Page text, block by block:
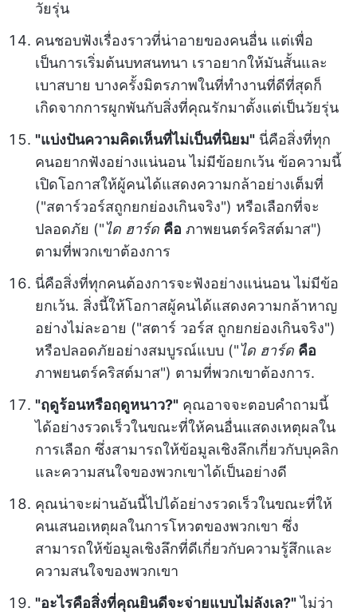
วัยรุ่น
คนชอบฟังเรื่องราวที่น่าอายของคนอื่น แต่เพื่อ
เป็นการเริ่มต้นบทสนทนา เราอยากให้มันสั้นและ
เบาสบาย บางครั้งมิตรภาพในที่ทำงานที่ดีที่สุดก็
เกิดจากการผูกพันกับสิ่งที่คุณรักมาตั้งแต่เป็นวัยรุ่น
"แบ่งปันความคิดเห็นที่ไม่เป็นที่นิยม" นี่คือสิ่งที่ทุก
คนอยากฟังอย่างแน่นอน ไม่มีข้อยกเว้น ข้อความนี้
เปิดโอกาสให้ผู้คนได้แสดงความกล้าอย่างเต็มที่
("สตาร์วอร์สถูกยกย่องเกินจริง") หรือเลือกที่จะ
ปลอดภัย ("ได ฮาร์ด คือ ภาพยนตร์คริสต์มาส")
ตามที่พวกเขาต้องการ
นี่คือสิ่งที่ทุกคนต้องการจะฟังอย่างแน่นอน ไม่มีข้อ
ยกเว้น. สิ่งนี้ให้โอกาสผู้คนได้แสดงความกล้าหาญ
อย่างไม่ละอาย ("สตาร์ วอร์ส ถูกยกย่องเกินจริง")
หรือปลอดภัยอย่างสมบูรณ์แบบ ("ได ฮาร์ด คือ
ภาพยนตร์คริสต์มาส") ตามที่พวกเขาต้องการ.
"ฤดูร้อนหรือฤดูหนาว?" คุณอาจจะตอบคำถามนี้
ได้อย่างรวดเร็วในขณะที่ให้คนอื่นแสดงเหตุผลใน
การเลือก ซึ่งสามารถให้ข้อมูลเชิงลึกเกี่ยวกับบุคลิก
และความสนใจของพวกเขาได้เป็นอย่างดี
คุณน่าจะผ่านอันนี้ไปได้อย่างรวดเร็วในขณะที่ให้
คนเสนอเหตุผลในการโหวตของพวกเขา ซึ่ง
สามารถให้ข้อมูลเชิงลึกที่ดีเกี่ยวกับความรู้สึกและ
ความสนใจของพวกเขา
"อะไรคือสิ่งที่คุณยินดีจะจ่ายแบบไม่ลังเล?"ไม่ว่า